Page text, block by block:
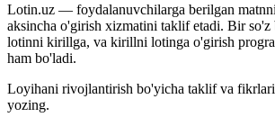
Lotin.uz — foydalanuvchilarga berilgan
aksincha o'girish xizmatini taklif etadi. Bir so'z
lotinni kirillga, va kirillni lotinga o'girish
ham bo'ladi.
Loyihani rivojlantirish bo'yicha taklif va
yozing.